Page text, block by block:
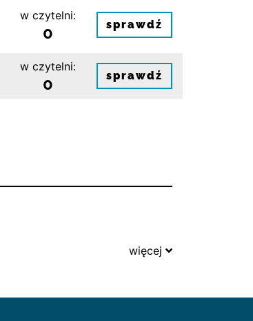
w czytelni:
0 sprawdź
w czytelni:
0 sprawdź
więcej